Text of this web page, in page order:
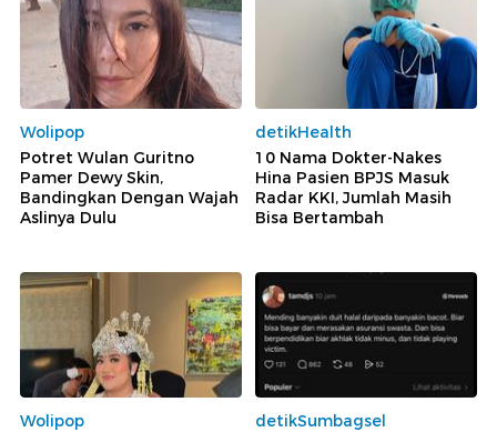
Wolipop
Potret Wulan Guritno
Pamer Dewy Skin,
Bandingkan Dengan Wajah
Aslinya Dulu
detikHealth
10 Nama Dokter-Nakes
Hina Pasien BPJS Masuk
Radar KKI, Jumlah Masih
Bisa Bertambah
Wolipop
detikSumbagsel